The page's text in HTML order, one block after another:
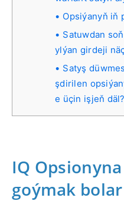
Opsiýanyň iň
Satuwdan
ylýan girdeji
Satyş
şdirilen
e üçin işjeň däl?
IQ
goýmak bolar